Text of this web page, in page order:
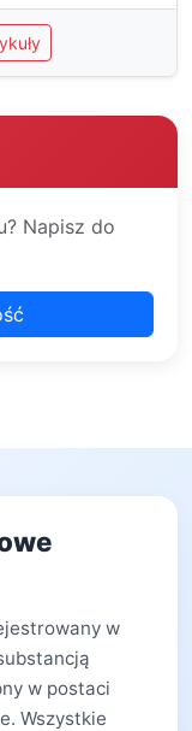
Napisz do
w
w postaci
Wszystkie